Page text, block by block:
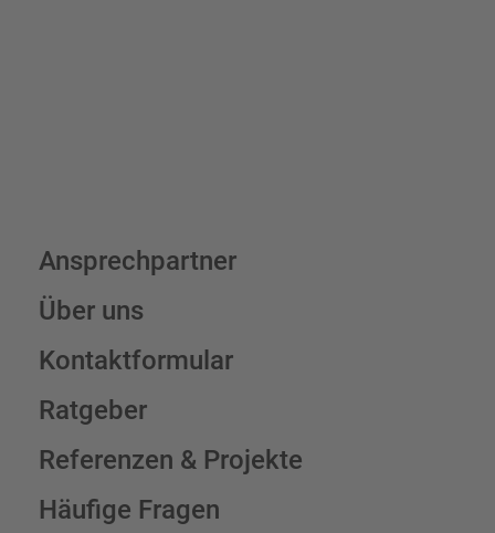
Ansprechpartner
Über uns
Kontaktformular
Ratgeber
Referenzen & Projekte
Häufige Fragen